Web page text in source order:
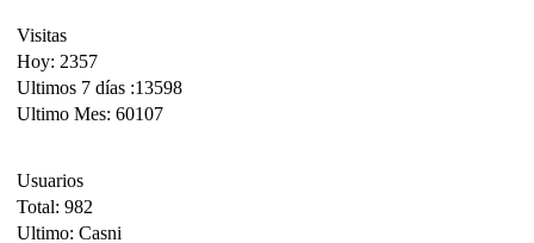
Visitas
Hoy: 2357
Ultimos 7 días :13598
Ultimo Mes: 60107
Usuarios
Total: 982
Ultimo: Casni